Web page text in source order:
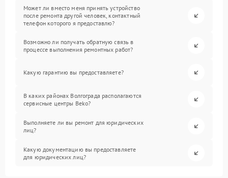
Может ли вместо меня принять устройство
после ремонта другой человек, контактный
телефон которого я предоставлю?
Возможно ли получать обратную связь в
процессе выполнения ремонтных работ?
Какую гарантию вы предоставляете?
В каких районах Волгограда располагаются
сервисные центры Beko?
Выполняете ли вы ремонт для юридических
лиц?
Какую документацию вы предоставляете
для юридических лиц?